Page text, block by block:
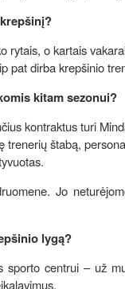
rytais, o kartais
pat dirba krepšinio
kitam sezonui?
kontraktus turi
trenerių štabą,
Jo
lygą?
centrui – už